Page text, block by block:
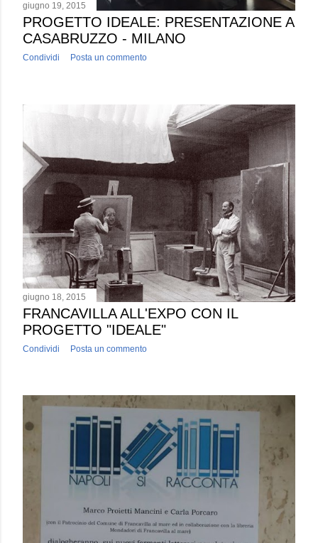
giugno 19, 2015
PROGETTO IDEALE: PRESENTAZIONE A
CASABRUZZO - MILANO
Condividi Posta un commento
giugno 18, 2015
FRANCAVILLA ALL'EXPO CON IL
PROGETTO "IDEALE"
Condividi Posta un commento